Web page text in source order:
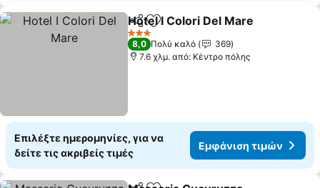
Κοινοποίηση
Προσθήκη στα αγαπημένα
Hotel I Colori Del Mare
3 Αστέρια
8,0 Πολύ καλό
369
7.6 χλμ. από: Κέντρο πόλης
Επιλέξτε ημερομηνίες, για να
δείτε τις ακριβείς τιμές
Εμφάνιση τιμών